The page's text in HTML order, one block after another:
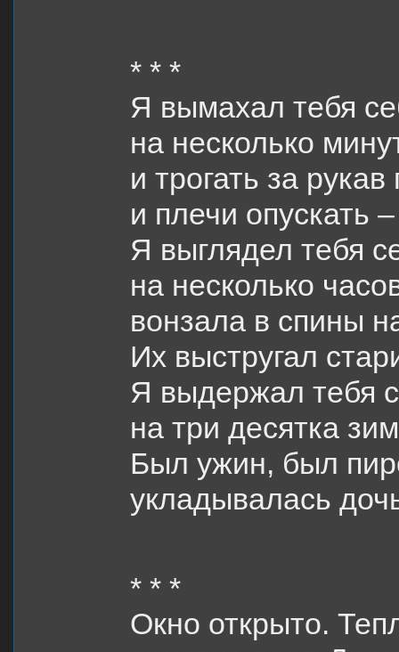
* * *
Я вымахал тебя
на несколько
и трогать за
и плечи опускать
Я выглядел тебя
на несколько
вонзала в спины
Их выстругал
Я выдержал тебя
на три десятка
Был ужин, был
укладывалась
* * *
Окно открыто.